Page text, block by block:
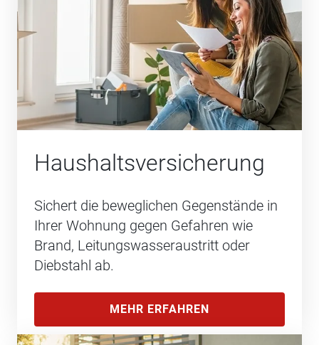
Haushalts­versicherung
Sichert die beweglichen Gegenstände in
Ihrer Wohnung gegen Gefahren wie
Brand, Leitungswasseraustritt oder
Diebstahl ab.
MEHR ERFAHREN